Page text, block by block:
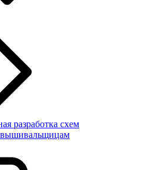
разработка схем